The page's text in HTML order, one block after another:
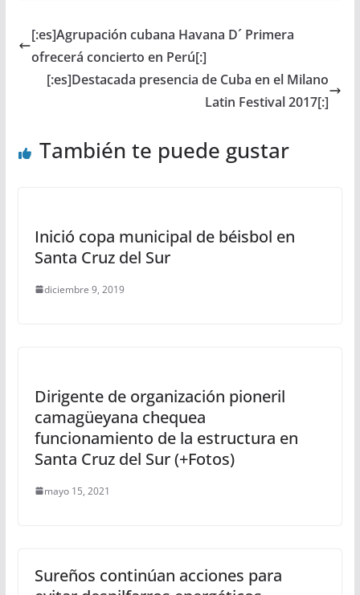
[:es]Agrupación cubana Havana D´ Primera
ofrecerá concierto en Perú[:]
[:es]Destacada presencia de Cuba en el Milano
Latin Festival 2017[:]
También te puede gustar
Inició copa municipal de béisbol en
Santa Cruz del Sur
diciembre 9, 2019
Dirigente de organización pioneril
camagüeyana chequea
funcionamiento de la estructura en
Santa Cruz del Sur (+Fotos)
mayo 15, 2021
Sureños continúan acciones para